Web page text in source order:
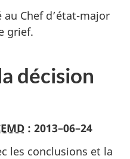
Chef d’état-major
grief.
décision
: 2013–06–24
les conclusions et la